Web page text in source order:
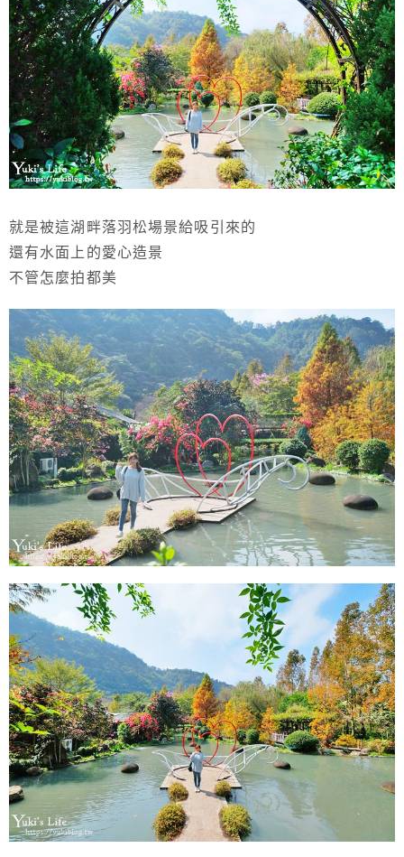
就是被這湖畔落羽松場景給吸引來的
還有水面上的愛心造景
不管怎麼拍都美